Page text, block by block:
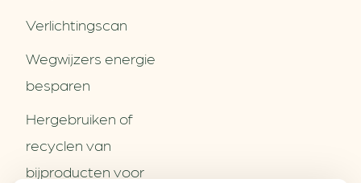
Partners
Contact
Verlichtingscan
Wegwijzers energie
besparen
Hergebruiken of
recyclen van
bijproducten voor